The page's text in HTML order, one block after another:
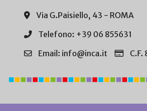
Via G.Paisiello, 43 - ROMA
Telefono: +39 06 855631
Email: info@inca.it
C.F.